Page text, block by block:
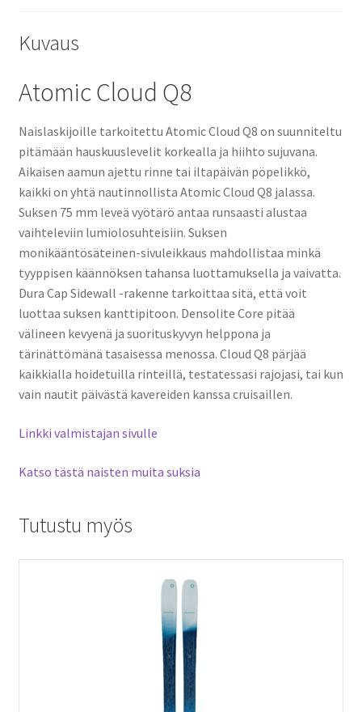
Kuvaus
Atomic Cloud Q8
Naislaskijoille tarkoitettu Atomic Cloud Q8 on suunniteltu
pitämään hauskuuslevelit korkealla ja hiihto sujuvana.
Aikaisen aamun ajettu rinne tai iltapäivän pöpelikkö,
kaikki on yhtä nautinnollista Atomic Cloud Q8 jalassa.
Suksen 75 mm leveä vyötärö antaa runsaasti alustaa
vaihteleviin lumiolosuhteisiin. Suksen
monikääntösäteinen-sivuleikkaus mahdollistaa minkä
tyyppisen käännöksen tahansa luottamuksella ja vaivatta.
Dura Cap Sidewall -rakenne tarkoittaa sitä, että voit
luottaa suksen kanttipitoon. Densolite Core pitää
välineen kevyenä ja suorituskyvyn helppona ja
tärinättömänä tasaisessa menossa. Cloud Q8 pärjää
kaikkialla hoidetuilla rinteillä, testatessasi rajojasi, tai kun
vain nautit päivästä kavereiden kanssa cruisaillen.
Linkki valmistajan sivulle
Katso tästä naisten muita suksia
Tutustu myös